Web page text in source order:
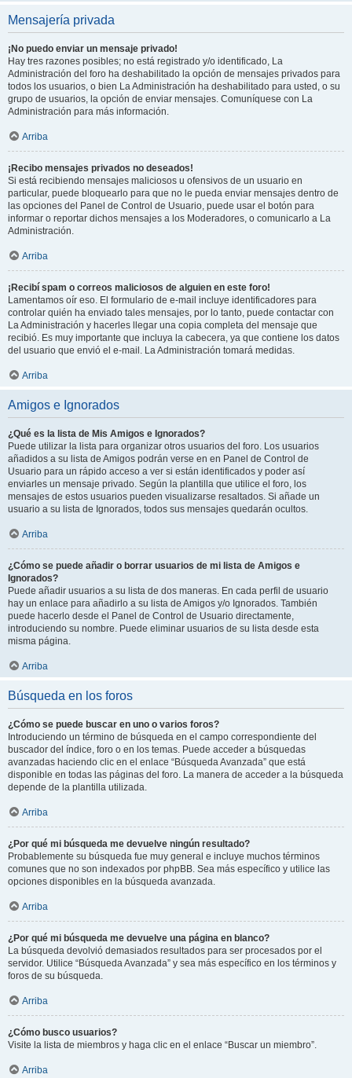
Mensajería privada
¡No puedo enviar un mensaje privado!
Hay tres razones posibles; no está registrado y/o identificado, La
Administración del foro ha deshabilitado la opción de mensajes privados para
todos los usuarios, o bien La Administración ha deshabilitado para usted, o su
grupo de usuarios, la opción de enviar mensajes. Comuníquese con La
Administración para más información.
Arriba
¡Recibo mensajes privados no deseados!
Si está recibiendo mensajes maliciosos u ofensivos de un usuario en
particular, puede bloquearlo para que no le pueda enviar mensajes dentro de
las opciones del Panel de Control de Usuario, puede usar el botón para
informar o reportar dichos mensajes a los Moderadores, o comunicarlo a La
Administración.
Arriba
¡Recibí spam o correos maliciosos de alguien en este foro!
Lamentamos oír eso. El formulario de e-mail incluye identificadores para
controlar quién ha enviado tales mensajes, por lo tanto, puede contactar con
La Administración y hacerles llegar una copia completa del mensaje que
recibió. Es muy importante que incluya la cabecera, ya que contiene los datos
del usuario que envió el e-mail. La Administración tomará medidas.
Arriba
Amigos e Ignorados
¿Qué es la lista de Mis Amigos e Ignorados?
Puede utilizar la lista para organizar otros usuarios del foro. Los usuarios
añadidos a su lista de Amigos podrán verse en en Panel de Control de
Usuario para un rápido acceso a ver si están identificados y poder así
enviarles un mensaje privado. Según la plantilla que utilice el foro, los
mensajes de estos usuarios pueden visualizarse resaltados. Si añade un
usuario a su lista de Ignorados, todos sus mensajes quedarán ocultos.
Arriba
¿Cómo se puede añadir o borrar usuarios de mi lista de Amigos e
Ignorados?
Puede añadir usuarios a su lista de dos maneras. En cada perfil de usuario
hay un enlace para añadirlo a su lista de Amigos y/o Ignorados. También
puede hacerlo desde el Panel de Control de Usuario directamente,
introduciendo su nombre. Puede eliminar usuarios de su lista desde esta
misma página.
Arriba
Búsqueda en los foros
¿Cómo se puede buscar en uno o varios foros?
Introduciendo un término de búsqueda en el campo correspondiente del
buscador del índice, foro o en los temas. Puede acceder a búsquedas
avanzadas haciendo clic en el enlace “Búsqueda Avanzada” que está
disponible en todas las páginas del foro. La manera de acceder a la búsqueda
depende de la plantilla utilizada.
Arriba
¿Por qué mi búsqueda me devuelve ningún resultado?
Probablemente su búsqueda fue muy general e incluye muchos términos
comunes que no son indexados por phpBB. Sea más específico y utilice las
opciones disponibles en la búsqueda avanzada.
Arriba
¿Por qué mi búsqueda me devuelve una página en blanco?
La búsqueda devolvió demasiados resultados para ser procesados por el
servidor. Utilice “Búsqueda Avanzada” y sea más específico en los términos y
foros de su búsqueda.
Arriba
¿Cómo busco usuarios?
Visite la lista de miembros y haga clic en el enlace “Buscar un miembro”.
Arriba